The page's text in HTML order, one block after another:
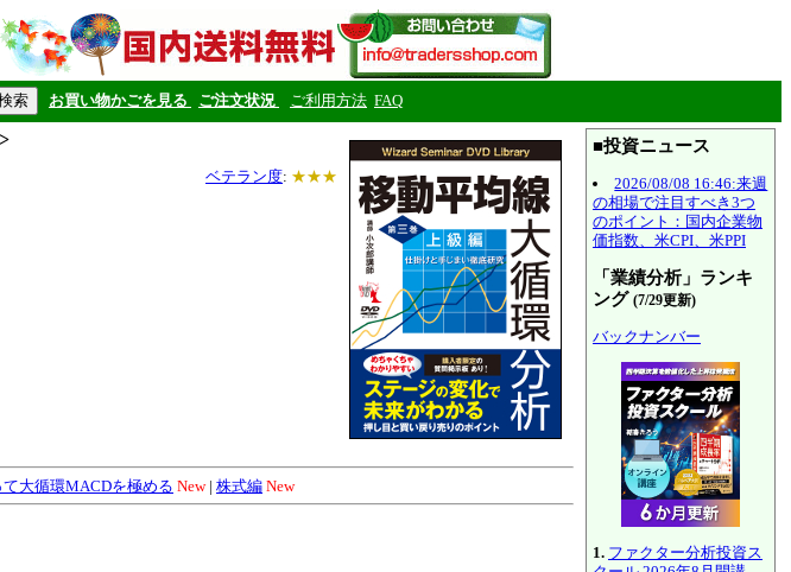
お買い物かごを見る ご注文状況 ご利用方法 FAQ
ベテラン度: ★★★
大循環MACDを極める New| 株式編 New
■投資ニュース
2026/08/08 16:46:来週
の相場で注目すべき3つ
のポイント：国内企業物
価指数、米CPI、米PPI
「業績分析」ランキ
ング (7/29更新)
バックナンバー
1. ファクター分析投資ス